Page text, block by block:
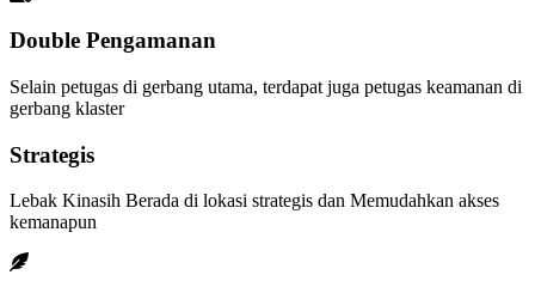
Double Pengamanan
Selain petugas di gerbang utama, terdapat juga petugas keamanan di
gerbang klaster
Strategis
Lebak Kinasih Berada di lokasi strategis dan Memudahkan akses
kemanapun